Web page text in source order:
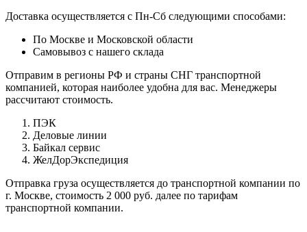
Доставка осуществляется с Пн-Сб следующими способами:
По Москве и Московской области
Самовывоз с нашего склада
Отправим в регионы РФ и страны СНГ транспортной
компанией, которая наиболее удобна для вас. Менеджеры
рассчитают стоимость.
ПЭК
Деловые линии
Байкал сервис
ЖелДорЭкспедиция
Отправка груза осуществляется до транспортной компании по
г. Москве, стоимость 2 000 руб. далее по тарифам
транспортной компании.